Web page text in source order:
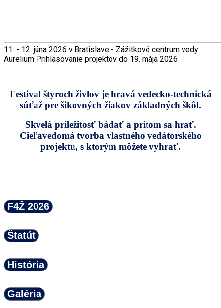
11. - 12. júna 2026 v Bratislave - Zážitkové centrum vedy
Aurelium Prihlasovanie projektov do 19. mája 2026
Festival štyroch živlov je hravá vedecko-technická
súťaž pre šikovných žiakov základných škôl.
Skvelá príležitosť bádať a pritom sa hrať.
Cieľavedomá tvorba vlastného vedátorského
projektu, s ktorým môžete vyhrať.
F4Ž 2026
Štatút
História
Galéria